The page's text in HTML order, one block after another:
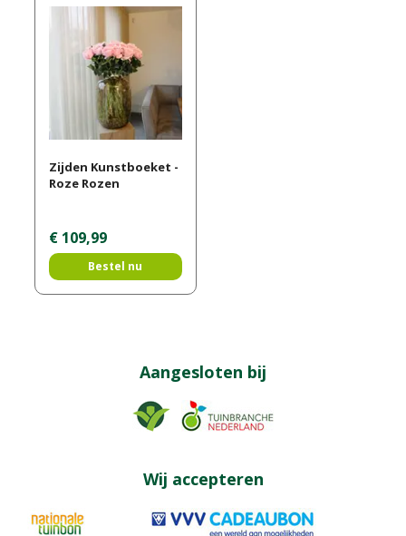
Zijden Kunstboeket -
Roze Rozen
€ 109,99
Bestel nu
Aangesloten bij
Wij accepteren